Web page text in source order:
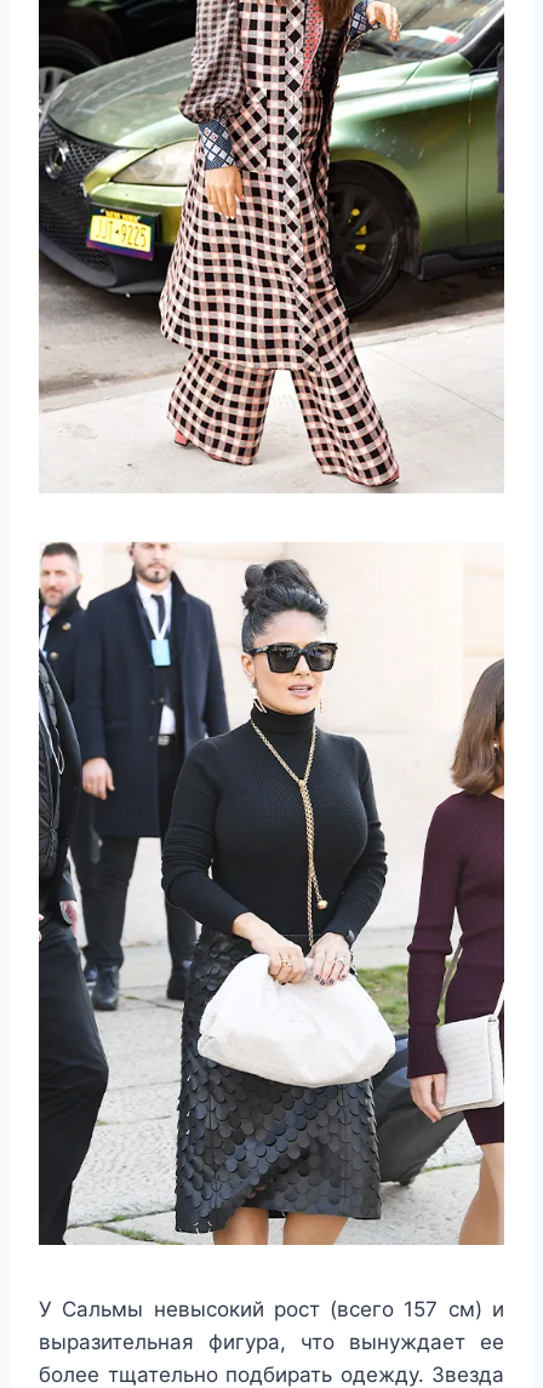
У Сальмы невысокий рост (всего 157 см) и
выразительная фигура, что вынуждает ее
более тщательно подбирать одежду. Звезда